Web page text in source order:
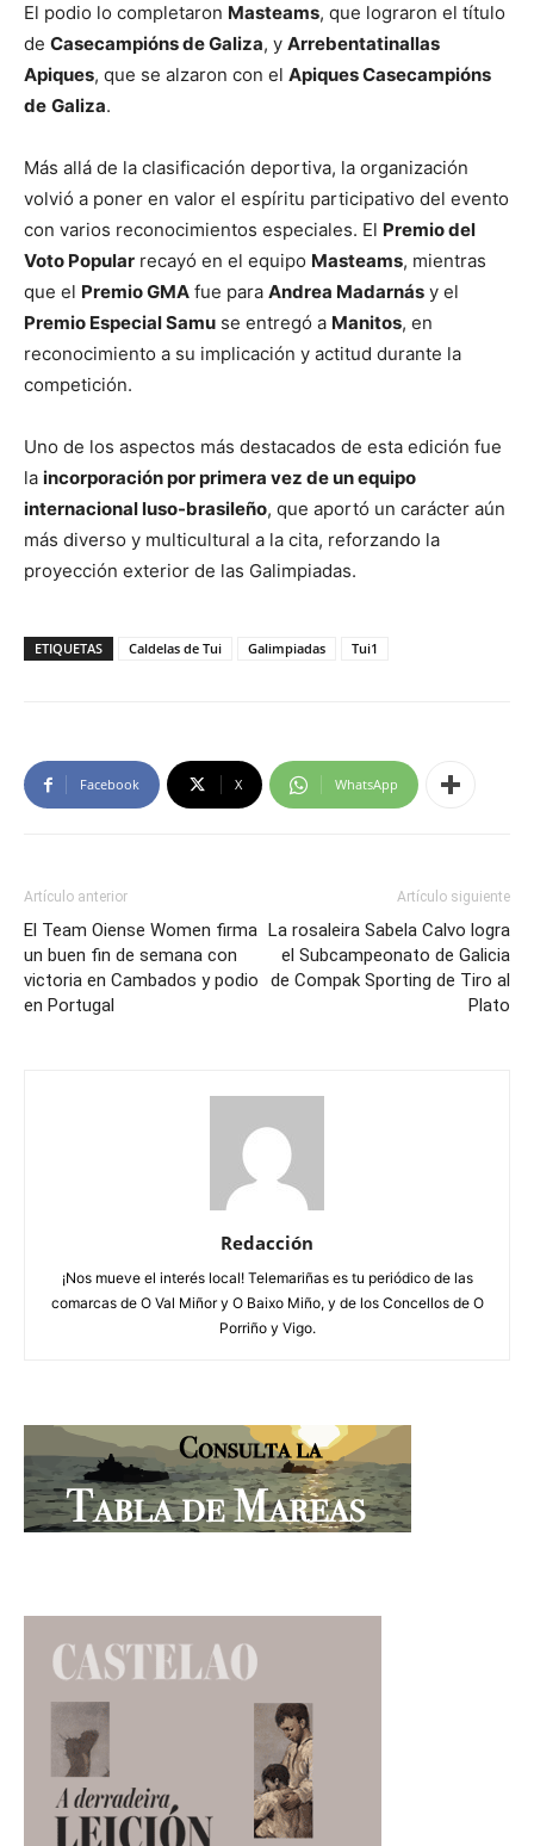
El podio lo completaron Masteams, que lograron el título
de Casecampións de Galiza, y Arrebentatinallas
Apiques, que se alzaron con el Apiques Casecampións
de Galiza.
Más allá de la clasificación deportiva, la organización
volvió a poner en valor el espíritu participativo del evento
con varios reconocimientos especiales. El Premio del
Voto Popular recayó en el equipo Masteams, mientras
que el Premio GMA fue para Andrea Madarnás y el
Premio Especial Samu se entregó a Manitos, en
reconocimiento a su implicación y actitud durante la
competición.
Uno de los aspectos más destacados de esta edición fue
la incorporación por primera vez de un equipo
internacional luso-brasileño, que aportó un carácter aún
más diverso y multicultural a la cita, reforzando la
proyección exterior de las Galimpiadas.
ETIQUETAS Caldelas de Tui Galimpiadas Tui1
Facebook X WhatsApp
Artículo anterior
El Team Oiense Women firma
un buen fin de semana con
victoria en Cambados y podio
en Portugal
Artículo siguiente
La rosaleira Sabela Calvo logra
el Subcampeonato de Galicia
de Compak Sporting de Tiro al
Plato
Redacción
¡Nos mueve el interés local! Telemariñas es tu periódico de las
comarcas de O Val Miñor y O Baixo Miño, y de los Concellos de O
Porriño y Vigo.